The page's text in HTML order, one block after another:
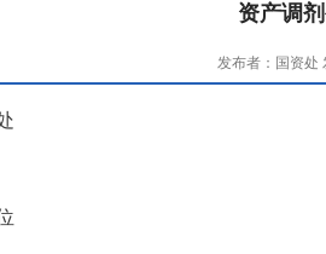
资产调
发布者：国资处